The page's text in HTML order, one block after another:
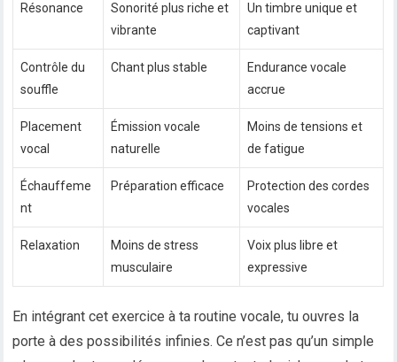
Résonance
Sonorité plus riche et
vibrante
Un timbre unique et
captivant
Contrôle du
souffle
Chant plus stable
Endurance vocale
accrue
Placement
vocal
Émission vocale
naturelle
Moins de tensions et
de fatigue
Échauffeme
nt
Préparation efficace
Protection des cordes
vocales
Relaxation
Moins de stress
musculaire
Voix plus libre et
expressive
En intégrant cet exercice à ta routine vocale, tu ouvres la
porte à des possibilités infinies. Ce n’est pas qu’un simple